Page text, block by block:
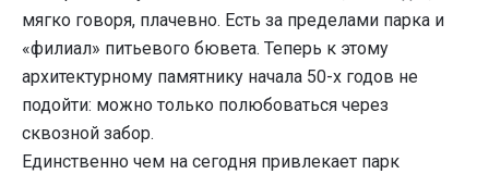
мягко говоря, плачевно. Есть за пределами парка и
«филиал» питьевого бювета. Теперь к этому
архитектурному памятнику начала 50-х годов не
подойти: можно только полюбоваться через
сквозной забор.
Единственно чем на сегодня привлекает парк